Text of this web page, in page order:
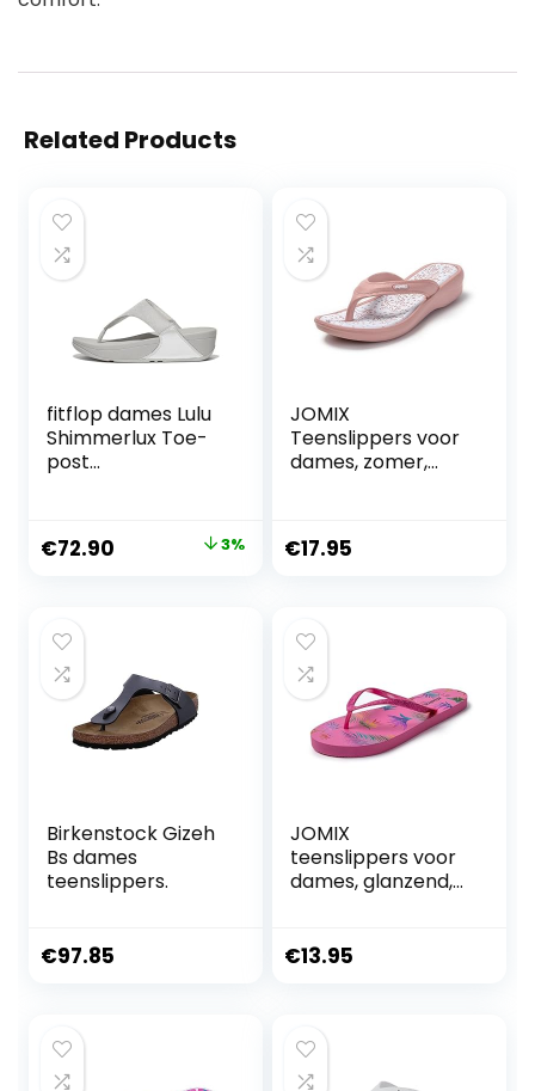
Related Products
fitflop dames Lulu
Shimmerlux Toe-
post
Original
€75.00.
€72.90 3%
JOMIX
Teenslippers voor
dames, zomer,
douche,
badkamer,
€17.95
Birkenstock Gizeh
Bs dames
teenslippers.
€97.85
JOMIX
teenslippers voor
dames, glanzend,
plat, zee, douche,
€13.95